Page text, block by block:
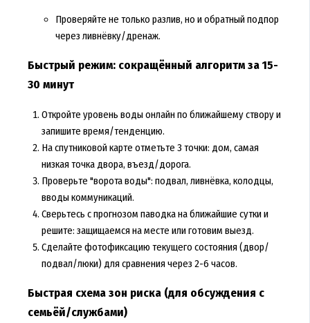
Проверяйте не только разлив, но и обратный подпор
через ливнёвку/дренаж.
Быстрый режим: сокращённый алгоритм за 15-
30 минут
Откройте уровень воды онлайн по ближайшему створу и
запишите время/тенденцию.
На спутниковой карте отметьте 3 точки: дом, самая
низкая точка двора, въезд/дорога.
Проверьте "ворота воды": подвал, ливнёвка, колодцы,
вводы коммуникаций.
Сверьтесь с прогнозом паводка на ближайшие сутки и
решите: защищаемся на месте или готовим выезд.
Сделайте фотофиксацию текущего состояния (двор/
подвал/люки) для сравнения через 2-6 часов.
Быстрая схема зон риска (для обсуждения с
семьёй/службами)